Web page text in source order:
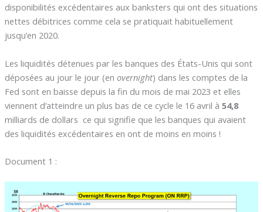
disponibilités excédentaires aux banksters qui ont des situations
nettes débitrices comme cela se pratiquait habituellement
jusqu’en 2020.
Les liquidités détenues par les banques des États-Unis qui sont
déposées au jour le jour (en overnight) dans les comptes de la
Fed sont en baisse depuis la fin du mois de mai 2023 et elles
viennent d’atteindre un plus bas de ce cycle le 16 avril à 54,8
milliards de dollars ce qui signifie que les banques qui avaient
des liquidités excédentaires en ont de moins en moins !
Document 1 :